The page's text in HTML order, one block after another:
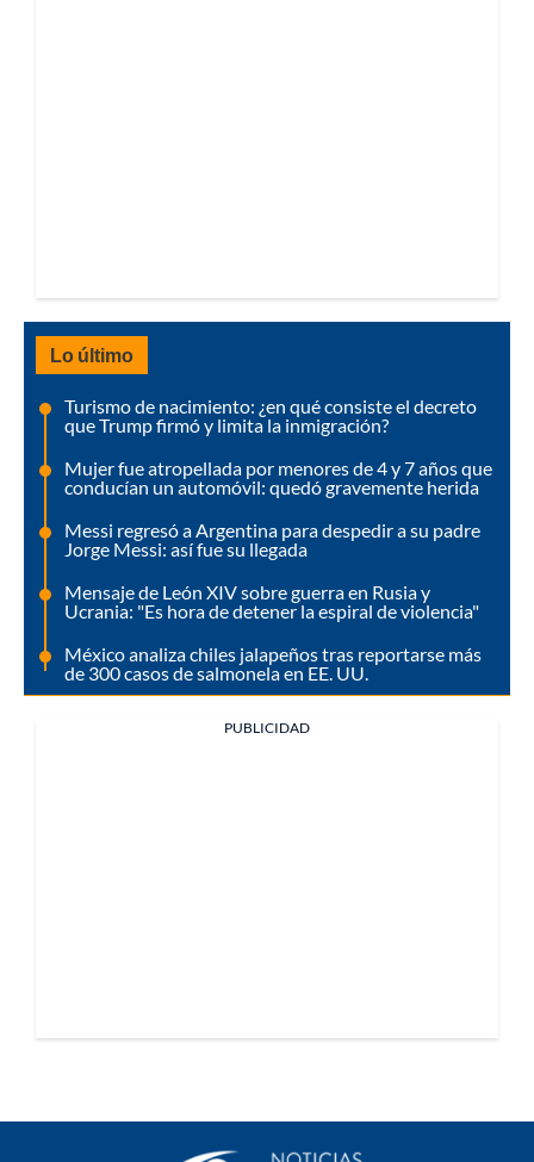
Lo último
Turismo de nacimiento: ¿en qué consiste el decreto
que Trump firmó y limita la inmigración?
Mujer fue atropellada por menores de 4 y 7 años que
conducían un automóvil: quedó gravemente herida
Messi regresó a Argentina para despedir a su padre
Jorge Messi: así fue su llegada
Mensaje de León XIV sobre guerra en Rusia y
Ucrania: "Es hora de detener la espiral de violencia"
México analiza chiles jalapeños tras reportarse más
de 300 casos de salmonela en EE. UU.
PUBLICIDAD